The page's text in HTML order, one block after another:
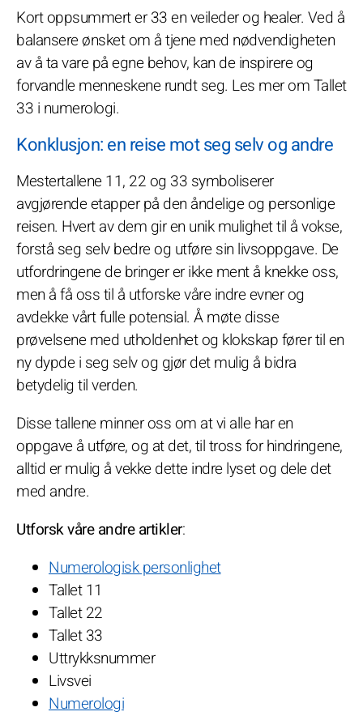
Kort oppsummert er 33 en veileder og healer. Ved å
balansere ønsket om å tjene med nødvendigheten
av å ta vare på egne behov, kan de inspirere og
forvandle menneskene rundt seg. Les mer om Tallet
33 i numerologi.
Konklusjon: en reise mot seg selv og andre
Mestertallene 11, 22 og 33 symboliserer
avgjørende etapper på den åndelige og personlige
reisen. Hvert av dem gir en unik mulighet til å vokse,
forstå seg selv bedre og utføre sin livsoppgave. De
utfordringene de bringer er ikke ment å knekke oss,
men å få oss til å utforske våre indre evner og
avdekke vårt fulle potensial. Å møte disse
prøvelsene med utholdenhet og klokskap fører til en
ny dypde i seg selv og gjør det mulig å bidra
betydelig til verden.
Disse tallene minner oss om at vi alle har en
oppgave å utføre, og at det, til tross for hindringene,
alltid er mulig å vekke dette indre lyset og dele det
med andre.
Utforsk våre andre artikler:
Numerologisk personlighet
Tallet 11
Tallet 22
Tallet 33
Uttrykksnummer
Livsvei
Numerologi